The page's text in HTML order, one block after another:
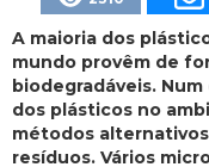
A maioria dos
mundo provêm de
biodegradáveis.
dos plásticos no
métodos
resíduos. Vários